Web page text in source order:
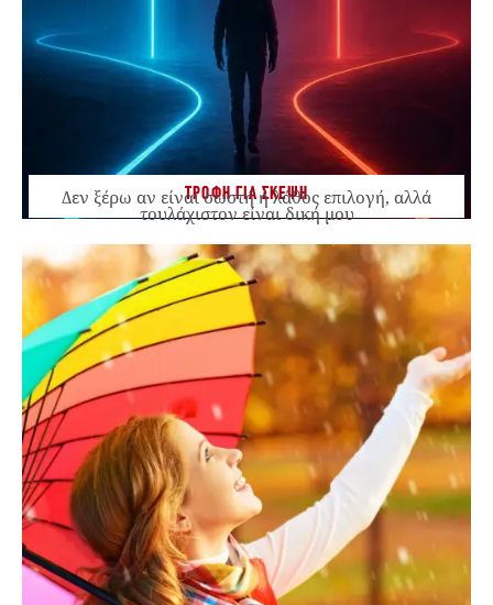
ΤΡΟΦΗ ΓΙΑ ΣΚΕΨΗ
Δεν ξέρω αν είναι σωστή ή λάθος επιλογή, αλλά
τουλάχιστον είναι δική μου